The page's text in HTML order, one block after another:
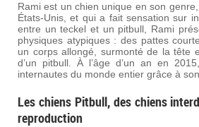
Rami est un chien unique en son
États-Unis, et qui a fait sensation sur
entre un teckel et un pitbull, Rami
physiques atypiques : des pattes
un corps allongé, surmonté de la tête
d’un pitbull. À l’âge d’un an en
internautes du monde entier grâce à
Les chiens Pitbull, des chiens
reproduction